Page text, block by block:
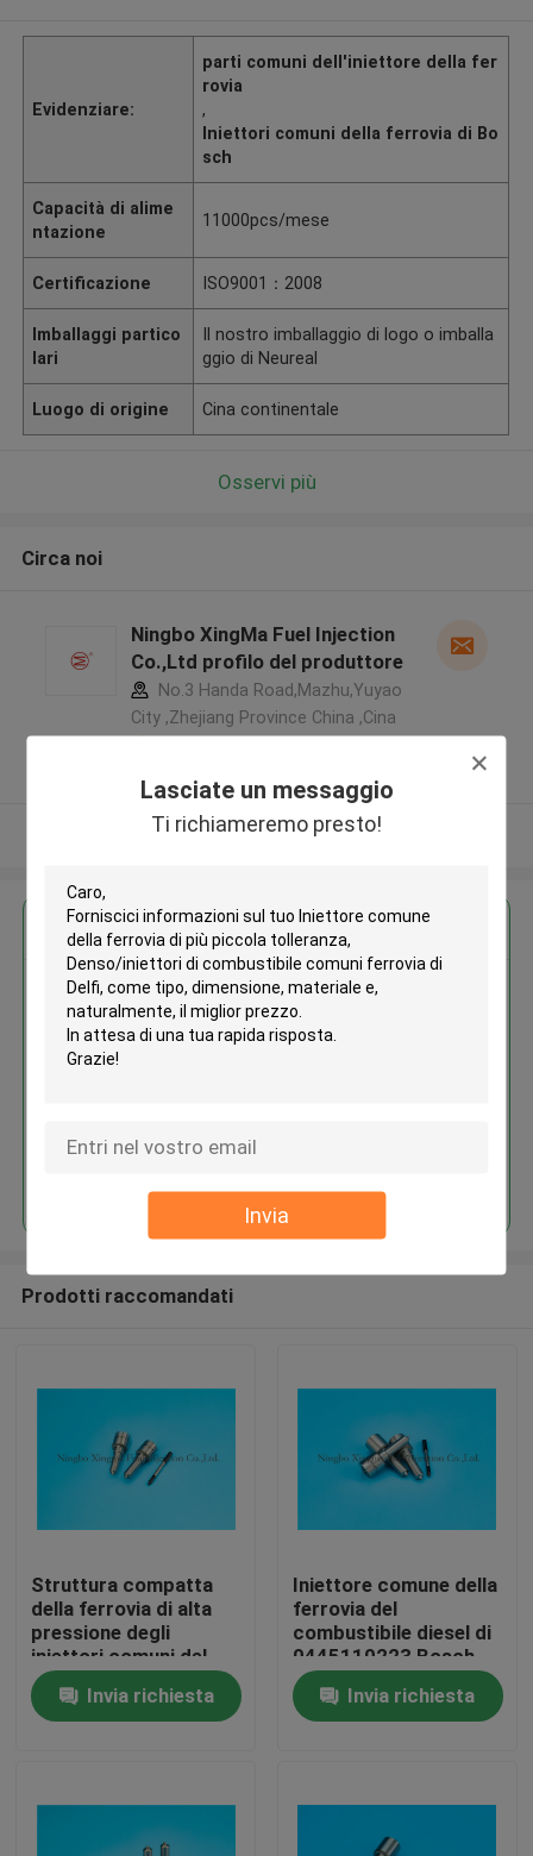
Lasciate un messaggio
Ti richiameremo presto!
Invia
Casa
Chi siamo
Evidenziare:
parti comuni dell'iniettore della fer
rovia
,
Iniettori comuni della ferrovia di Bo
sch
Capacità di alime
ntazione
11000pcs/mese
Certificazione ISO9001：2008
Imballaggi partico
lari
Il nostro imballaggio di logo o imballa
ggio di Neureal
Luogo di origine Cina continentale
Osservi più
Circa noi
Ningbo XingMa Fuel Injection
Co.,Ltd profilo del produttore
No.3 Handa Road,Mazhu,Yuyao
City ,Zhejiang Province China ,Cina
Osservi più
Ottieni il miglior prezzo per
Iniettore comune della ferrovia
di più piccola tolleranza,
Denso/iniettori di combustibile
Prodotti raccomandati
Struttura compatta
della ferrovia di alta
pressione degli
iniettori comuni del
motore diesel
Invia richiesta
Iniettore comune della
ferrovia del
combustibile diesel di
0445110223 Bosch,
iniettori diesel di
Ford/di Mercedes
Invia richiesta